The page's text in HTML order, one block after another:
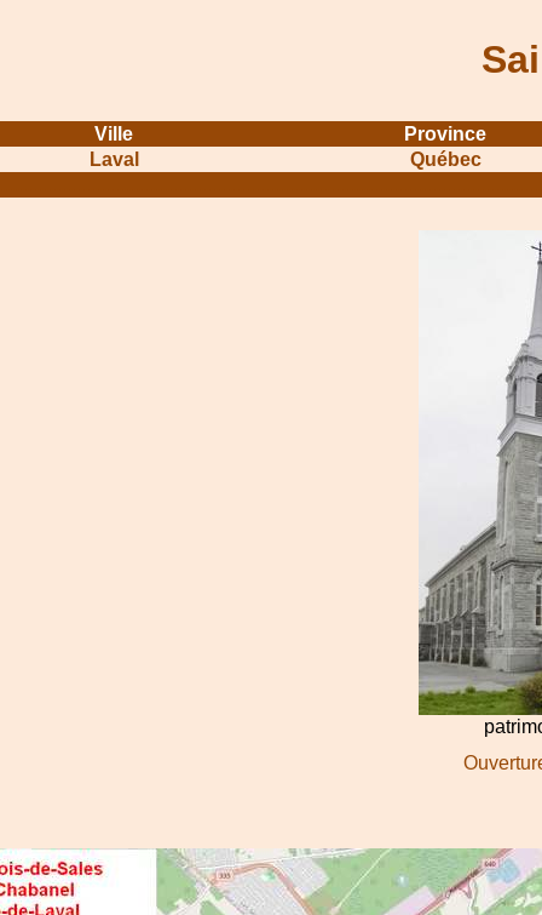
Ville
Province
Laval
Québec